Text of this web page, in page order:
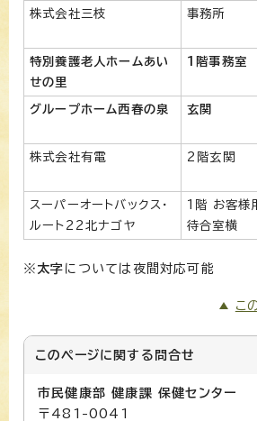
株式会社三枝 事務所
特別養護老人ホームあい
せの里
1階事務室
グループホーム西春の泉 玄関
株式会社有電 2階玄関
スーパーオートバックス・
ルート22北ナゴヤ
1階 お客様
待合室横
※ 太字 については夜間対応可能
こ
このページに関する 問合せ
市民健康部 健康課 保健センター
〒481-0041